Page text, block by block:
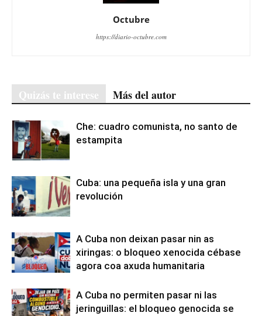
Octubre
https://diario-octubre.com
Quizás te interese Más del autor
Che: cuadro comunista, no santo de
estampita
Cuba: una pequeña isla y una gran
revolución
A Cuba non deixan pasar nin as
xiringas: o bloqueo xenocida cébase
agora coa axuda humanitaria
A Cuba no permiten pasar ni las
jeringuillas: el bloqueo genocida se